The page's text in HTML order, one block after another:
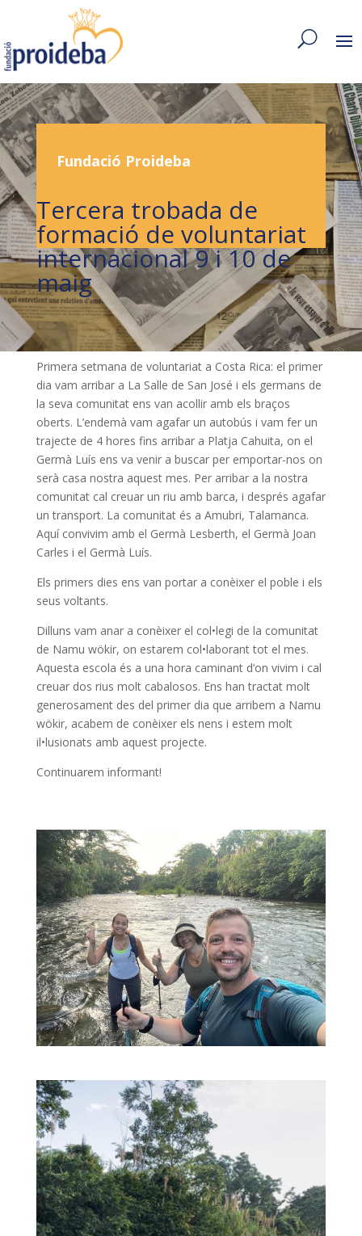
Fundació Proideba
Tercera trobada de
formació de voluntariat
internacional 9 i 10 de
maig
Primera setmana de voluntariat a Costa Rica: el primer
dia vam arribar a La Salle de San José i els germans de
la seva comunitat ens van acollir amb els braços
oberts. L’endemà vam agafar un autobús i vam fer un
trajecte de 4 hores fins arribar a Platja Cahuita, on el
Germà Luís ens va venir a buscar per emportar-nos on
serà casa nostra aquest mes. Per arribar a la nostra
comunitat cal creuar un riu amb barca, i després agafar
un transport. La comunitat és a Amubri, Talamanca.
Aquí convivim amb el Germà Lesberth, el Germà Joan
Carles i el Germà Luís.
Els primers dies ens van portar a conèixer el poble i els
seus voltants.
Dilluns vam anar a conèixer el col•legi de la comunitat
de Namu wökir, on estarem col•laborant tot el mes.
Aquesta escola és a una hora caminant d’on vivim i cal
creuar dos rius molt cabalosos. Ens han tractat molt
generosament des del primer dia que arribem a Namu
wökir, acabem de conèixer els nens i estem molt
il•lusionats amb aquest projecte.
Continuarem informant!